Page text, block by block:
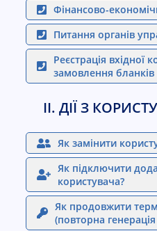
Фінансово-
Питання органів
Реєстрація вхідної
замовлення бланків
ІІ. ДІЇ З
Як замінити
Як підключити
користувача?
Як продовжити
(повторна